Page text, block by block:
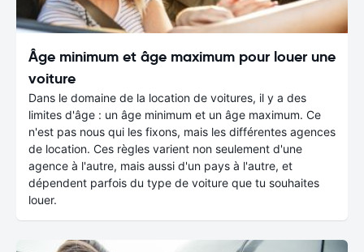
Âge minimum et âge maximum pour louer une
voiture
Dans le domaine de la location de voitures, il y a des
limites d'âge : un âge minimum et un âge maximum. Ce
n'est pas nous qui les fixons, mais les différentes agences
de location. Ces règles varient non seulement d'une
agence à l'autre, mais aussi d'un pays à l'autre, et
dépendent parfois du type de voiture que tu souhaites
louer.